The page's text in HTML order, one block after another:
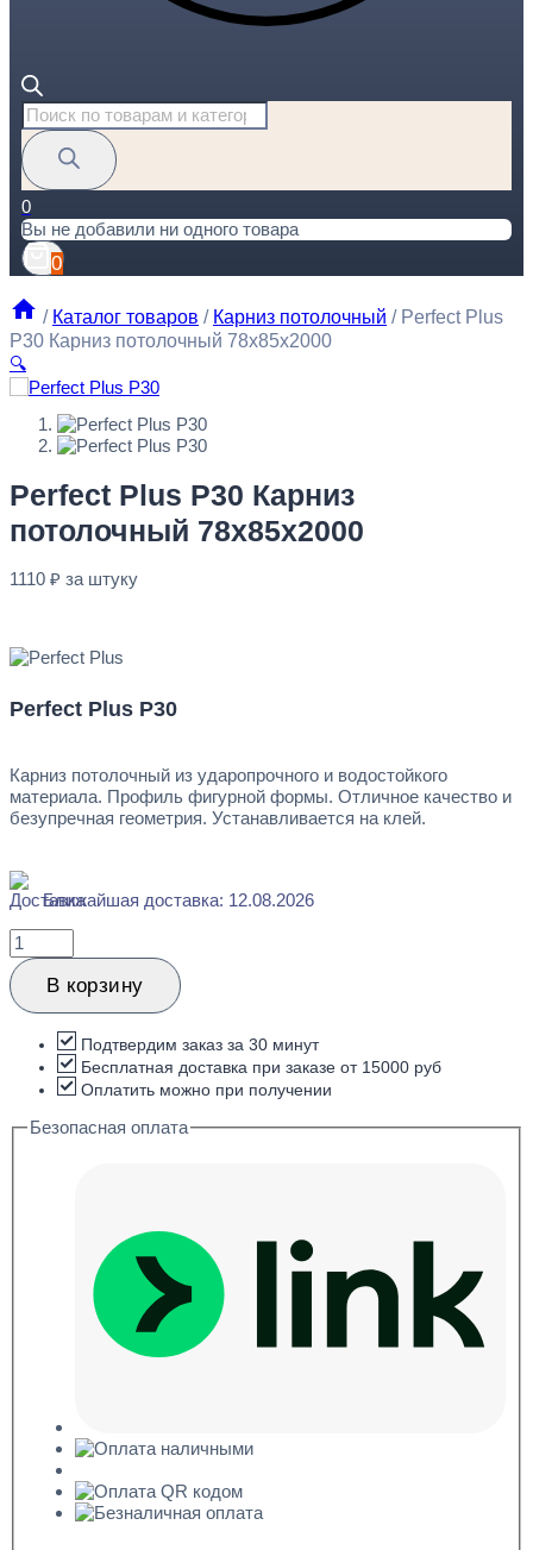
Поиск
товаров
0
Вы не добавили ни одного товара
0
/ Каталог товаров / Карниз потолочный / Perfect Plus
P30 Карниз потолочный 78x85x2000
🔍
1110₽ за штуку
Перейти в избранное
Закрыть
Perfect Plus P30 Карниз
потолочный 78x85x2000
1110 ₽ за штуку
Perfect Plus P30
Карниз потолочный из ударопрочного и водостойкого
материала. Профиль фигурной формы. Отличное качество и
безупречная геометрия. Устанавливается на клей.
Ближайшая доставка: 12.08.2026
Количество
товара
Perfect
Plus
Карниз
потолочный
78x85x2000
В корзину
Подтвердим заказ за 30 минут
Бесплатная доставка при заказе от 15000 руб
Оплатить можно при получении
Безопасная оплата